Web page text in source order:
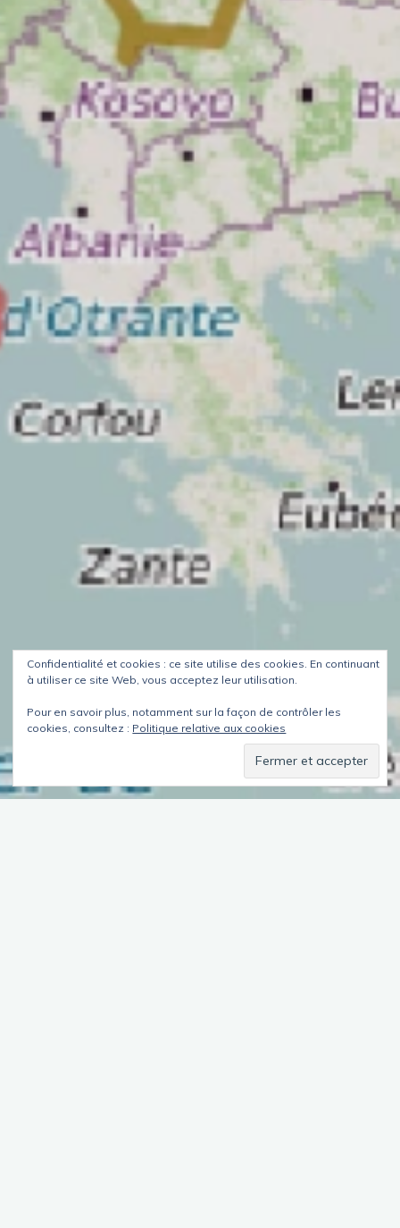
Confidentialité et cookies : ce site utilise des cookies. En continuant
à utiliser ce site Web, vous acceptez leur utilisation.
Pour en savoir plus, notamment sur la façon de contrôler les
cookies, consultez : Politique relative aux cookies